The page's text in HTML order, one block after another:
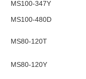
MS100-347Y
MS100-480D
MS80-120T
MS80-120Y